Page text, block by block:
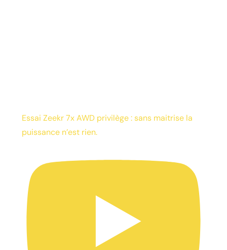
Essai Zeekr 7x AWD privilège : sans maitrise la
puissance n’est rien.